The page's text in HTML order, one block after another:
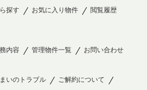
探す お気に入り物件 閲覧履歴
内容 管理物件一覧 お問い合わせ
いのトラブル
ご解約について